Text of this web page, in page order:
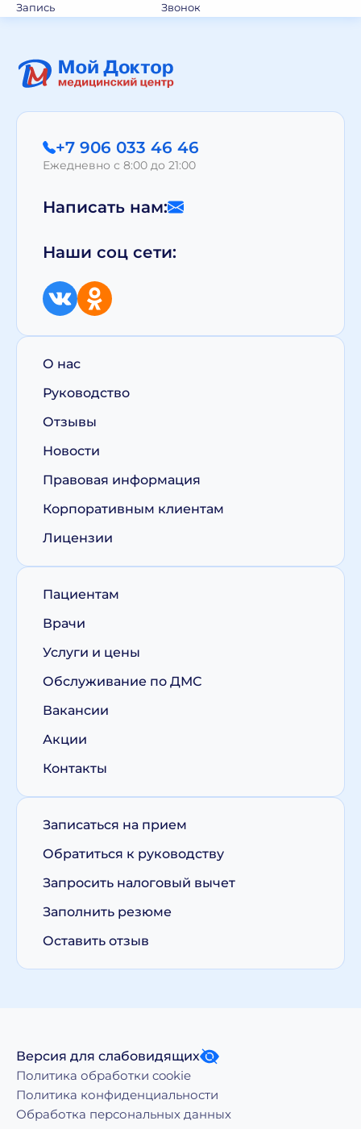
Запись Звонок
+7 906 033 46 46
Ежедневно с 8:00 до 21:00
Написать нам:
Наши соц сети:
О нас
Руководство
Отзывы
Новости
Правовая информация
Корпоративным клиентам
Лицензии
Пациентам
Врачи
Услуги и цены
Обслуживание по ДМС
Вакансии
Акции
Контакты
Записаться на прием
Обратиться к руководству
Запросить налоговый вычет
Заполнить резюме
Оставить отзыв
Версия для слабовидящих
Политика обработки cookie
Политика конфиденциальности
Обработка персональных данных